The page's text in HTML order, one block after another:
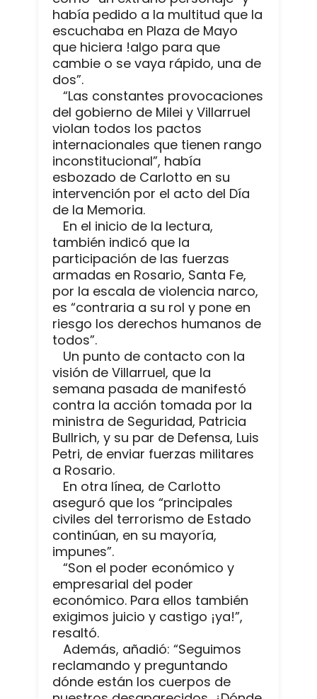
había pedido a la multitud que la
escuchaba en Plaza de Mayo
que hiciera !algo para que
cambie o se vaya rápido, una de
dos”.
“Las constantes provocaciones
del gobierno de Milei y Villarruel
violan todos los pactos
internacionales que tienen rango
inconstitucional”, había
esbozado de Carlotto en su
intervención por el acto del Día
de la Memoria.
En el inicio de la lectura,
también indicó que la
participación de las fuerzas
armadas en Rosario, Santa Fe,
por la escala de violencia narco,
es “contraria a su rol y pone en
riesgo los derechos humanos de
todos”.
Un punto de contacto con la
visión de Villarruel, que la
semana pasada de manifestó
contra la acción tomada por la
ministra de Seguridad, Patricia
Bullrich, y su par de Defensa, Luis
Petri, de enviar fuerzas militares
a Rosario.
En otra línea, de Carlotto
aseguró que los “principales
civiles del terrorismo de Estado
continúan, en su mayoría,
impunes”.
“Son el poder económico y
empresarial del poder
económico. Para ellos también
exigimos juicio y castigo ¡ya!”,
resaltó.
Además, añadió: “Seguimos
reclamando y preguntando
dónde están los cuerpos de